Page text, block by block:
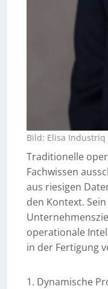
Bild: Elisa Industriq
Traditionelle
Fachwissen
aus riesigen
den Kontext.
operationale
in der Fertigung
1. Dynamische